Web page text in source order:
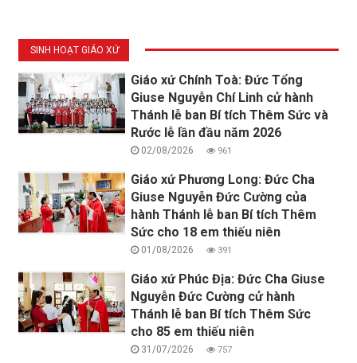
SINH HOẠT GIÁO XỨ
Giáo xứ Chính Toà: Đức Tổng
Giuse Nguyễn Chí Linh cử hành
Thánh lễ ban Bí tích Thêm Sức và
Rước lễ lần đầu năm 2026
02/08/2026 961
Giáo xứ Phương Long: Đức Cha
Giuse Nguyễn Đức Cường của
hành Thánh lễ ban Bí tích Thêm
Sức cho 18 em thiếu niên
01/08/2026 391
Giáo xứ Phúc Địa: Đức Cha Giuse
Nguyễn Đức Cường cử hành
Thánh lễ ban Bí tích Thêm Sức
cho 85 em thiếu niên
31/07/2026 757